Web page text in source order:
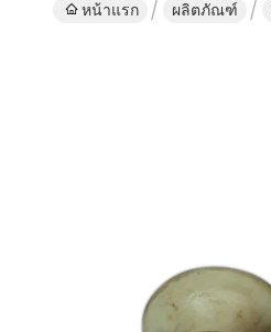
หน้าแรก ผลิตภัณฑ์